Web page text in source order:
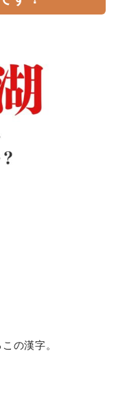
の漢字。